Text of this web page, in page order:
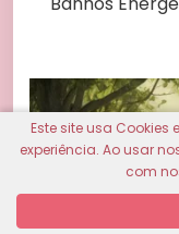
Este site usa
experiência. Ao usar
com